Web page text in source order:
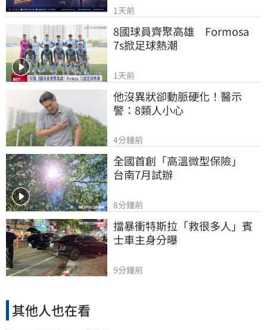
1天前
8國球員齊聚高雄　Formosa
7s掀足球熱潮
1天前
他沒異狀卻動脈硬化！醫示
警：8類人小心
4分鐘前
全國首創「高溫微型保險」
台南7月試辦
8分鐘前
擋暴衝特斯拉「救很多人」賓
士車主身分曝
9分鐘前
其他人也在看